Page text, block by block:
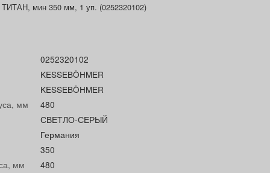
ТИТАН, мин 350 мм, 1 уп. (0252320102)
0252320102
KESSEBÖHMER
KESSEBÖHMER
мм
480
СВЕТЛО-СЕРЫЙ
Германия
350
мм
480